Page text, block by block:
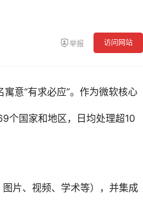
举报 访问网站
意“有求必应”。作为微软核心
个国家和地区，日均处理超10
片、视频、学术等），并集成